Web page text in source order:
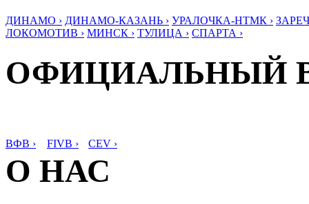
ДИНАМО › ДИНАМО-КАЗАНЬ › УРАЛОЧКА-НТМК ›
ЛОКОМОТИВ › МИНСК › ТУЛИЦА › СПАРТА ›
ОФИЦИАЛЬНЫЙ
ВФВ › FIVB › CEV ›
О НАС